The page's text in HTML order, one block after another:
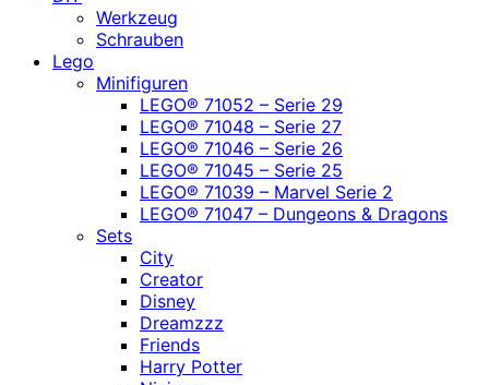
Werkzeug
Schrauben
Lego
Minifiguren
LEGO® 71052 – Serie 29
LEGO® 71048 – Serie 27
LEGO® 71046 – Serie 26
LEGO® 71045 – Serie 25
LEGO® 71039 – Marvel Serie 2
LEGO® 71047 – Dungeons & Dragons
Sets
City
Creator
Disney
Dreamzzz
Friends
Harry Potter